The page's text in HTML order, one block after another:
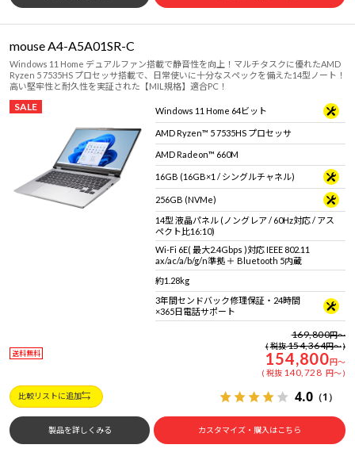
mouse A4-A5A01SR-C
Windows 11 Home デュアルファン搭載で静音性を向上！マルチタスクに優れたAMD
Ryzen 5 7535HS プロセッサ搭載で、日常使いに十分なスペックを備えた14型ノート！
高い堅牢性と耐久性を実証された【MIL規格】適合PC！
SALE Windows 11 Home 64ビット
AMD Ryzen™ 5 7535HS プロセッサ
AMD Radeon™ 660M
16GB (16GB×1 / シングルチャネル)
256GB (NVMe)
14型 液晶パネル (ノングレア / 60Hz対応 / アス
ペクト比16:10)
Wi-Fi 6E( 最大2.4Gbps )対応 IEEE 802.11
ax/ac/a/b/g/n準拠 ＋ Bluetooth 5内蔵
約1.28kg
3年間センドバック修理保証・24時間
×365日電話サポート
送料無料
169,800円～
税抜154,364円～
154,800円～
税抜 140,728 円～
比較リストに追加 4.0 （1）
製品を詳しくみる カスタマイズ・購入はこちら